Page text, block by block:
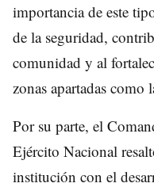
importancia de este
de la seguridad,
comunidad y al
zonas apartadas
Por su parte, el
Ejército Nacional
institución con el